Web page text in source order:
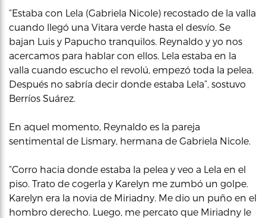
“Estaba con Lela (Gabriela Nicole) recostado de la valla
cuando llegó una Vitara verde hasta el desvío. Se
bajan Luis y Papucho tranquilos. Reynaldo y yo nos
acercamos para hablar con ellos. Lela estaba en la
valla cuando escucho el revolú, empezó toda la pelea.
Después no sabría decir donde estaba Lela”, sostuvo
Berríos Suárez.
En aquel momento, Reynaldo es la pareja
sentimental de Lismary, hermana de Gabriela Nicole.
“Corro hacia donde estaba la pelea y veo a Lela en el
piso. Trato de cogerla y Karelyn me zumbó un golpe.
Karelyn era la novia de Miriadny. Me dio un puño en el
hombro derecho. Luego, me percato que Miriadny le